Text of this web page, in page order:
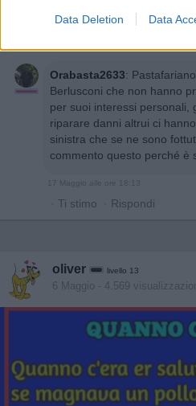
Data Deletion Data
17 Maggio alle ore 13:35
Orabasta2633:
Berlusconi che non hanno
per suoi interessi personali,
riparare danni altrui ci
sinistra che se ne sono
commento questo perché è
17 Maggio alle ore 18:13
· Ti stimo · Rispondi
oliver livello 13
6 Maggio - 4.569